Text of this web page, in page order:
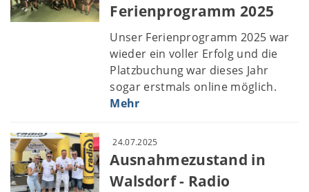
Ferienprogramm 2025
Unser Ferienprogramm 2025 war
wieder ein voller Erfolg und die
Platzbuchung war dieses Jahr
sogar erstmals online möglich.
Mehr
24.07.2025
Ausnahmezustand in
Walsdorf - Radio